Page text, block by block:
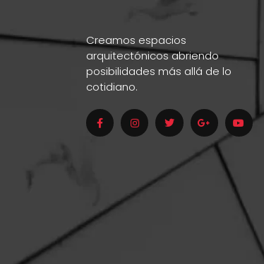
Creamos espacios
arquitectónicos abriendo
posibilidades más allá de lo
cotidiano.